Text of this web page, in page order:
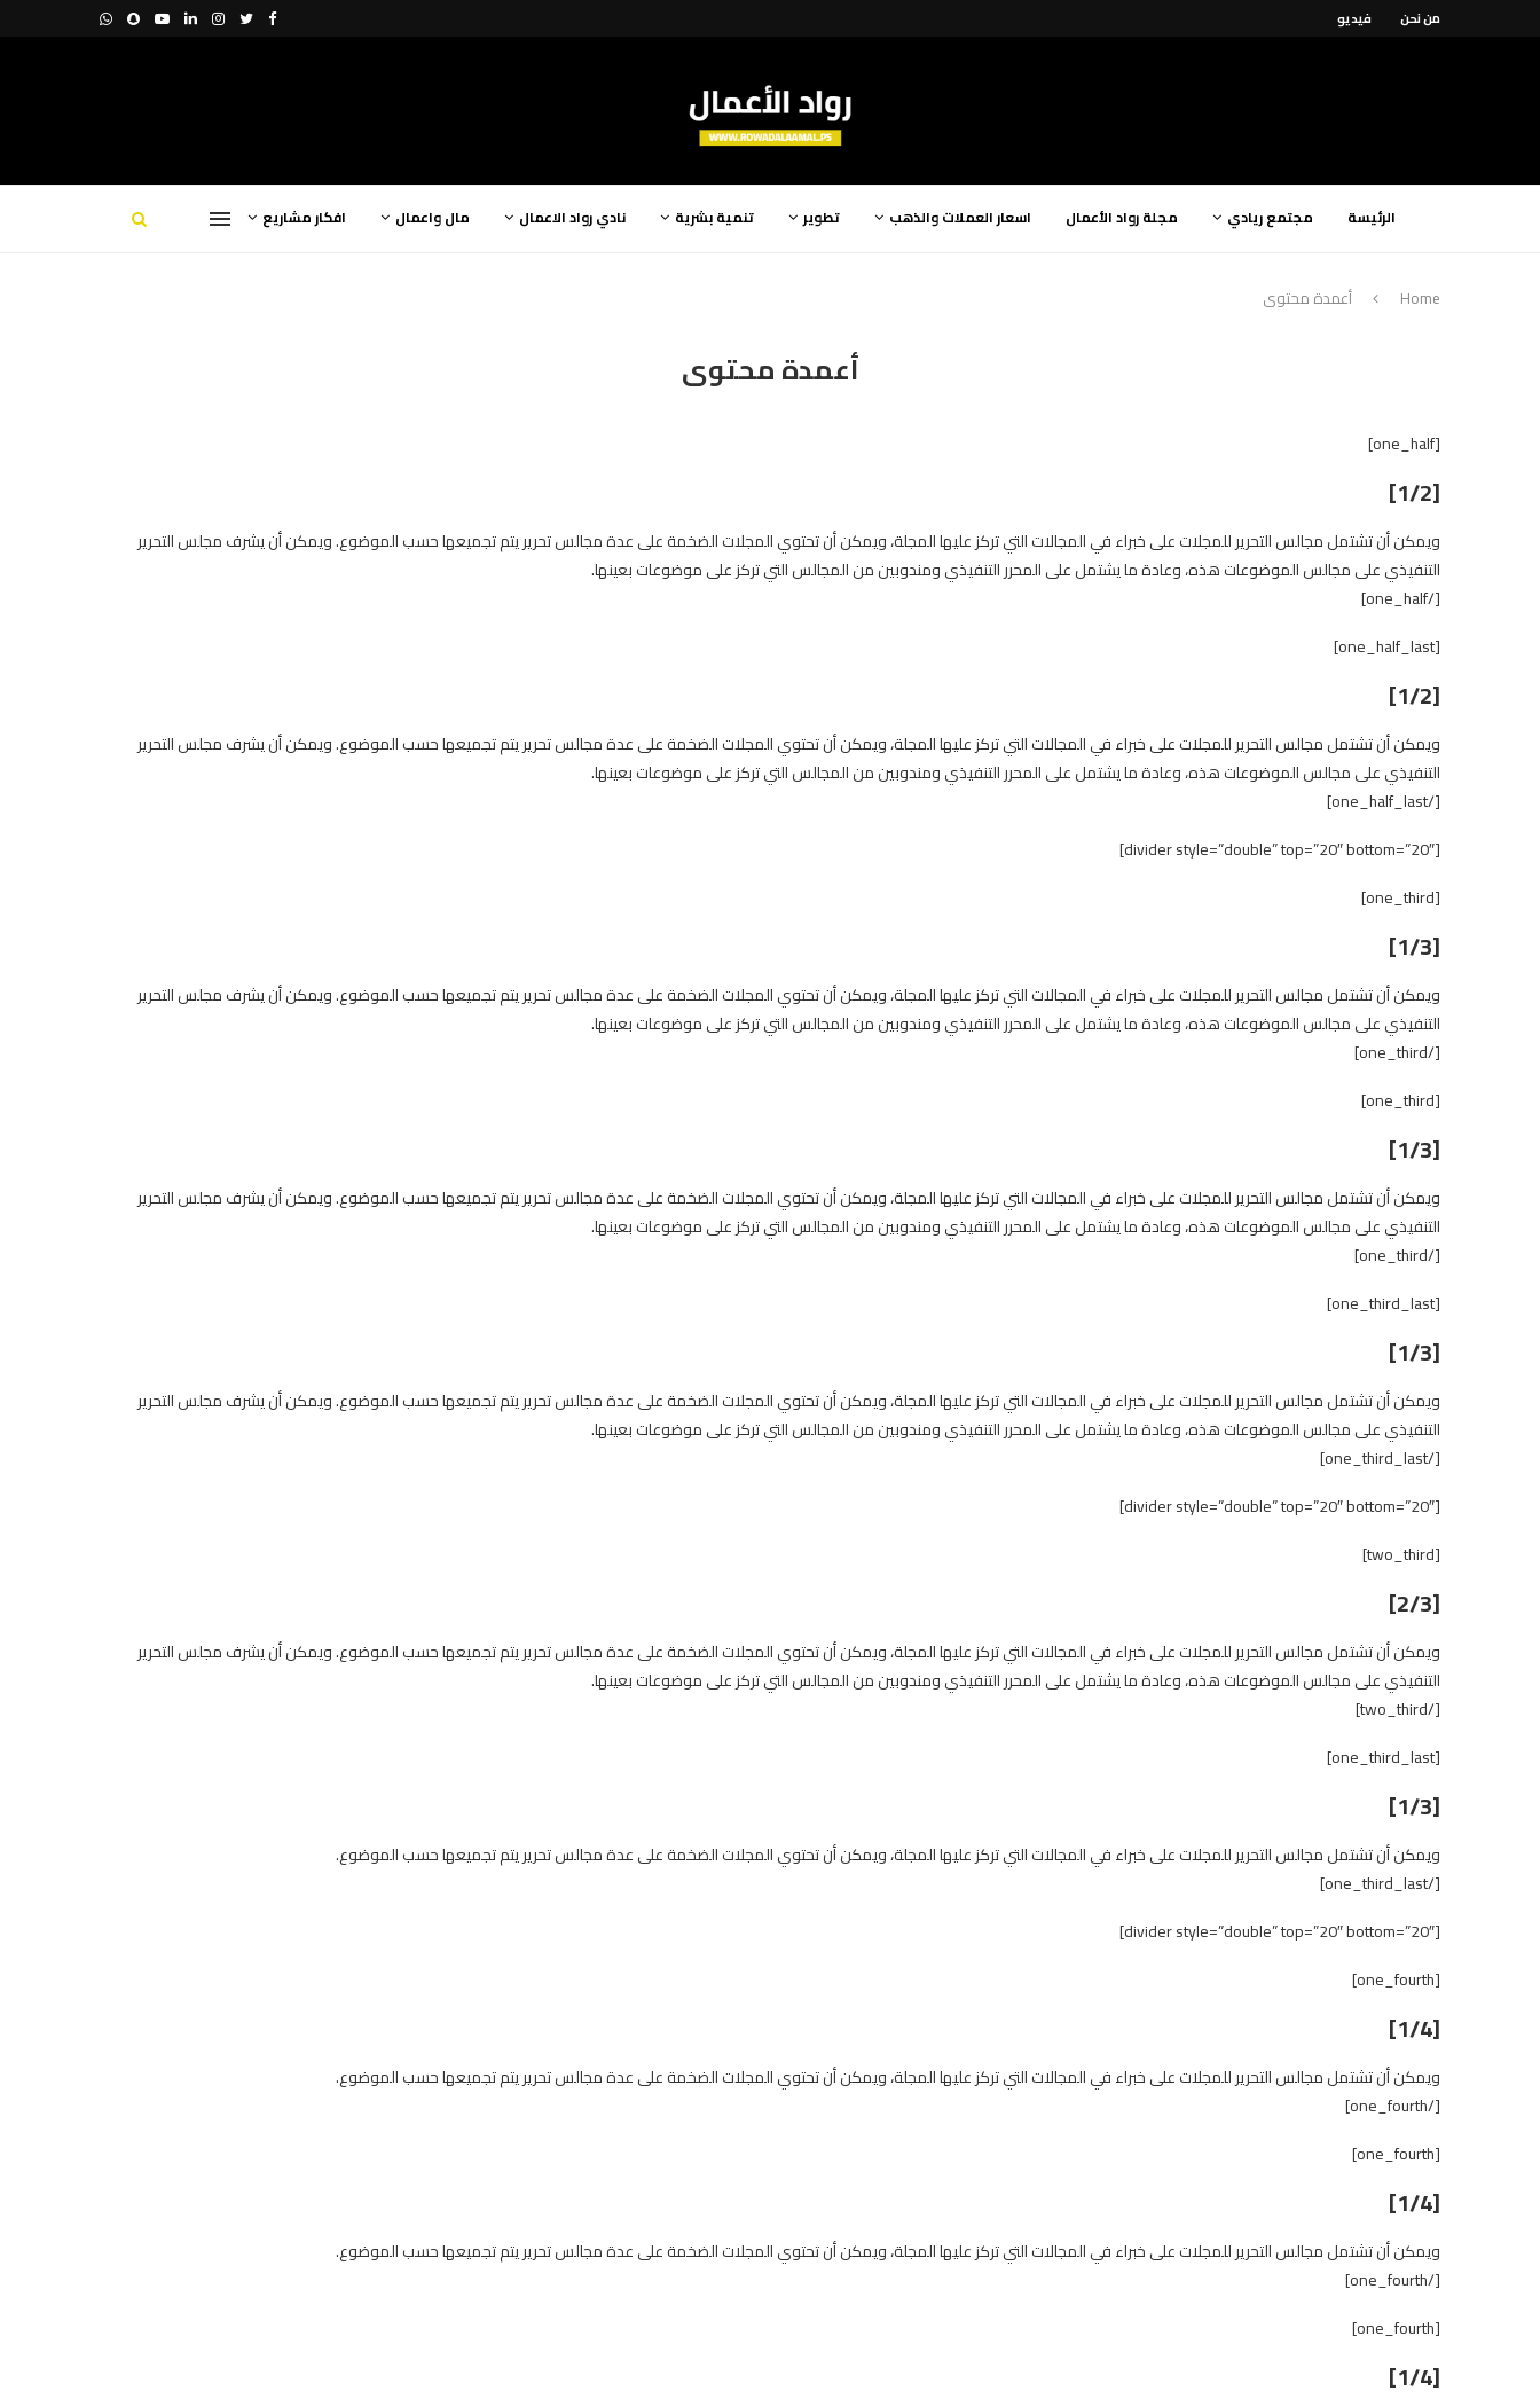
من نحن فيديو
الرئيسة مجتمع ريادي مجلة رواد الأعمال اسعار العملات والذهب تطوير تنمية بشرية نادي رواد الاعمال مال واعمال افكار مشاريع
Home أعمدة محتوى
أعمدة محتوى
[one_half]
[1/2]
ويمكن أن تشتمل مجالس التحرير للمجلات على خبراء في المجالات التي تركز عليها المجلة، ويمكن أن تحتوي المجلات الضخمة على عدة مجالس تحرير يتم تجميعها حسب الموضوع. ويمكن أن يشرف مجلس التحرير
التنفيذي على مجالس الموضوعات هذه، وعادة ما يشتمل على المحرر التنفيذي ومندوبين من المجالس التي تركز على موضوعات بعينها.
[/one_half]
[one_half_last]
[1/2]
ويمكن أن تشتمل مجالس التحرير للمجلات على خبراء في المجالات التي تركز عليها المجلة، ويمكن أن تحتوي المجلات الضخمة على عدة مجالس تحرير يتم تجميعها حسب الموضوع. ويمكن أن يشرف مجلس التحرير
التنفيذي على مجالس الموضوعات هذه، وعادة ما يشتمل على المحرر التنفيذي ومندوبين من المجالس التي تركز على موضوعات بعينها.
[/one_half_last]
[divider style=”double” top=”20″ bottom=”20″]
[one_third]
[1/3]
ويمكن أن تشتمل مجالس التحرير للمجلات على خبراء في المجالات التي تركز عليها المجلة، ويمكن أن تحتوي المجلات الضخمة على عدة مجالس تحرير يتم تجميعها حسب الموضوع. ويمكن أن يشرف مجلس التحرير
التنفيذي على مجالس الموضوعات هذه، وعادة ما يشتمل على المحرر التنفيذي ومندوبين من المجالس التي تركز على موضوعات بعينها.
[/one_third]
[one_third]
[1/3]
ويمكن أن تشتمل مجالس التحرير للمجلات على خبراء في المجالات التي تركز عليها المجلة، ويمكن أن تحتوي المجلات الضخمة على عدة مجالس تحرير يتم تجميعها حسب الموضوع. ويمكن أن يشرف مجلس التحرير
التنفيذي على مجالس الموضوعات هذه، وعادة ما يشتمل على المحرر التنفيذي ومندوبين من المجالس التي تركز على موضوعات بعينها.
[/one_third]
[one_third_last]
[1/3]
ويمكن أن تشتمل مجالس التحرير للمجلات على خبراء في المجالات التي تركز عليها المجلة، ويمكن أن تحتوي المجلات الضخمة على عدة مجالس تحرير يتم تجميعها حسب الموضوع. ويمكن أن يشرف مجلس التحرير
التنفيذي على مجالس الموضوعات هذه، وعادة ما يشتمل على المحرر التنفيذي ومندوبين من المجالس التي تركز على موضوعات بعينها.
[/one_third_last]
[divider style=”double” top=”20″ bottom=”20″]
[two_third]
[2/3]
ويمكن أن تشتمل مجالس التحرير للمجلات على خبراء في المجالات التي تركز عليها المجلة، ويمكن أن تحتوي المجلات الضخمة على عدة مجالس تحرير يتم تجميعها حسب الموضوع. ويمكن أن يشرف مجلس التحرير
التنفيذي على مجالس الموضوعات هذه، وعادة ما يشتمل على المحرر التنفيذي ومندوبين من المجالس التي تركز على موضوعات بعينها.
[/two_third]
[one_third_last]
[1/3]
ويمكن أن تشتمل مجالس التحرير للمجلات على خبراء في المجالات التي تركز عليها المجلة، ويمكن أن تحتوي المجلات الضخمة على عدة مجالس تحرير يتم تجميعها حسب الموضوع.
[/one_third_last]
[divider style=”double” top=”20″ bottom=”20″]
[one_fourth]
[1/4]
ويمكن أن تشتمل مجالس التحرير للمجلات على خبراء في المجالات التي تركز عليها المجلة، ويمكن أن تحتوي المجلات الضخمة على عدة مجالس تحرير يتم تجميعها حسب الموضوع.
[/one_fourth]
[one_fourth]
[1/4]
ويمكن أن تشتمل مجالس التحرير للمجلات على خبراء في المجالات التي تركز عليها المجلة، ويمكن أن تحتوي المجلات الضخمة على عدة مجالس تحرير يتم تجميعها حسب الموضوع.
[/one_fourth]
[one_fourth]
[1/4]